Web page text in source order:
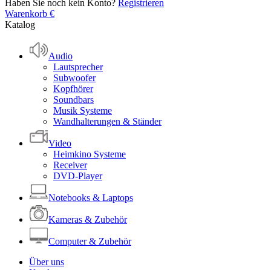
Haben Sie noch kein Konto? Registrieren
Warenkorb €
Katalog
Audio
Lautsprecher
Subwoofer
Kopfhörer
Soundbars
Musik Systeme
Wandhalterungen & Ständer
Video
Heimkino Systeme
Receiver
DVD-Player
Notebooks & Laptops
Kameras & Zubehör
Computer & Zubehör
Über uns